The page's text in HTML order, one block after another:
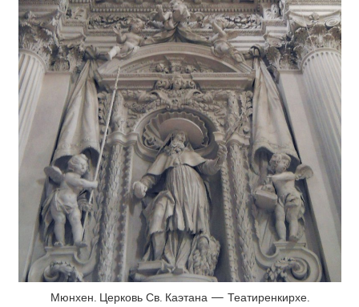
Мюнхен. Церковь Св. Каэтана — Театиренкирхе.